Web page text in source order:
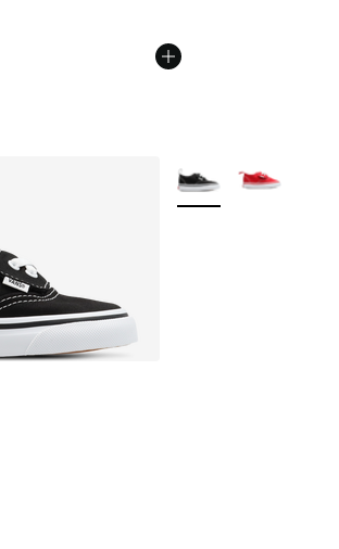
promotion. Prix en baisse de € 39,99 à
Plus de couleurs